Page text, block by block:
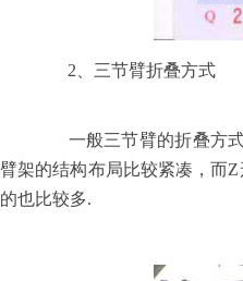
2 、三节臂折叠方式
一般三节臂的折叠方式
臂架的结构布局比较紧凑，而Z
的也比较多.